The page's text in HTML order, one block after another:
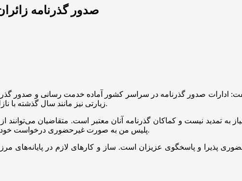
صدور گذرنامه
ادارات صدور گذرنامه در سراسر کشور آماده خدمت رسانی و صدور
زیارتی نیز مانند سال گذشته با نازل‌ترین قیمت در اختیار متقاضیان قرار می‌گیرند.
به تمدید نیست و کماکان گذرنامه آنان معتبر است. متقاضیان می‌توانند
پلیس من به صورت غیرحضوری درخواست خود را ثبت و گذرنامه خود را در منزل تحویل بگیرند.
پذیرا و پاسخگوی عزیزان است. ساز و کار‌های لازم در پایانه‌های